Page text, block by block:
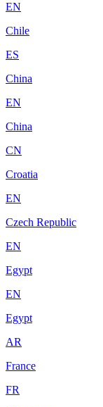
EN
Chile
ES
China
EN
China
CN
Croatia
EN
Czech Republic
EN
Egypt
EN
Egypt
AR
France
FR